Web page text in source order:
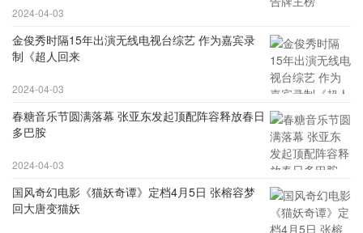
2024-04-03
金俊秀时隔15年出演无线电视台综艺 作为嘉宾录
制《超人回来
2024-04-03
春糖音乐节圆满落幕 张亚东发起顶配阵容释放春日
多巴胺
2024-04-03
国风奇幻电影《猫妖奇谭》定档4月5日 张榕容梦
回大唐变猫妖